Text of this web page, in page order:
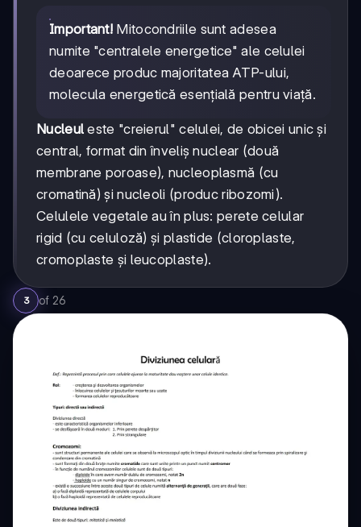
Important! Mitocondriile sunt adesea
numite "centralele energetice" ale celulei
deoarece produc majoritatea ATP-ului,
molecula energetică esențială pentru viață.
Nucleul este "creierul" celulei, de obicei unic și
central, format din înveliș nuclear (două
membrane poroase), nucleoplasmă (cu
cromatină) și nucleoli (produc ribozomi).
Celulele vegetale au în plus: perete celular
rigid (cu celuloză) și plastide (cloroplaste,
cromoplaste și leucoplaste).
3 of 26